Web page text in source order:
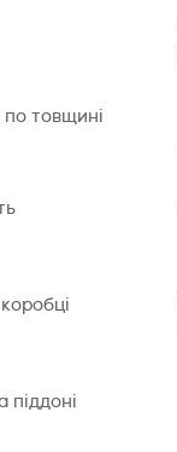
по товщині
піддоні